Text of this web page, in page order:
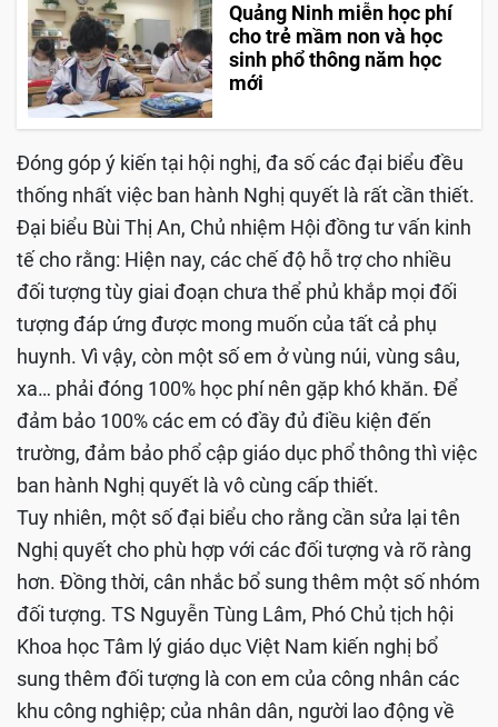
Quảng Ninh miễn học phí
cho trẻ mầm non và học
sinh phổ thông năm học
mới
Đóng góp ý kiến tại hội nghị, đa số các đại biểu đều
thống nhất việc ban hành Nghị quyết là rất cần thiết.
Đại biểu Bùi Thị An, Chủ nhiệm Hội đồng tư vấn kinh
tế cho rằng: Hiện nay, các chế độ hỗ trợ cho nhiều
đối tượng tùy giai đoạn chưa thể phủ khắp mọi đối
tượng đáp ứng được mong muốn của tất cả phụ
huynh. Vì vậy, còn một số em ở vùng núi, vùng sâu,
xa… phải đóng 100% học phí nên gặp khó khăn. Để
đảm bảo 100% các em có đầy đủ điều kiện đến
trường, đảm bảo phổ cập giáo dục phổ thông thì việc
ban hành Nghị quyết là vô cùng cấp thiết.
Tuy nhiên, một số đại biểu cho rằng cần sửa lại tên
Nghị quyết cho phù hợp với các đối tượng và rõ ràng
hơn. Đồng thời, cân nhắc bổ sung thêm một số nhóm
đối tượng. TS Nguyễn Tùng Lâm, Phó Chủ tịch hội
Khoa học Tâm lý giáo dục Việt Nam kiến nghị bổ
sung thêm đối tượng là con em của công nhân các
khu công nghiệp; của nhân dân, người lao động về